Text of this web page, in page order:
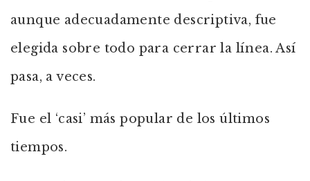
aunque adecuadamente descriptiva, fue
elegida sobre todo para cerrar la línea. Así
pasa, a veces.
Fue el ‘casi’ más popular de los últimos
tiempos.